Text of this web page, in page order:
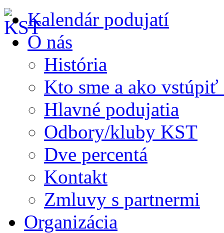
Kalendár podujatí
O nás
História
Kto sme a ako
Hlavné podujatia
Odbory/kluby KST
Dve percentá
Kontakt
Zmluvy s partnermi
Organizácia